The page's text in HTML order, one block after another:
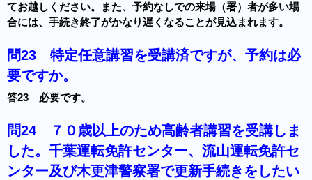
てお越しください。また、予約なしでの来場（署）者が多い場
合には、手続き終了がかなり遅くなることが見込まれます。
問23 特定任意講習を受講済ですが、予約は必
要ですか。
答23 必要です。
問24 ７０歳以上のため高齢者講習を受講しま
した。千葉運転免許センター、流山運転免許セ
ンター及び木更津警察署で更新手続きをしたい